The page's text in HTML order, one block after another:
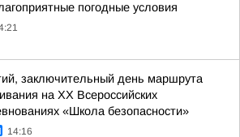
погодные условия
заключительный день маршрута
на XX Всероссийских
«Школа безопасности»
14:16